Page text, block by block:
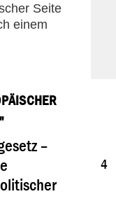
Seite
einem
–
4